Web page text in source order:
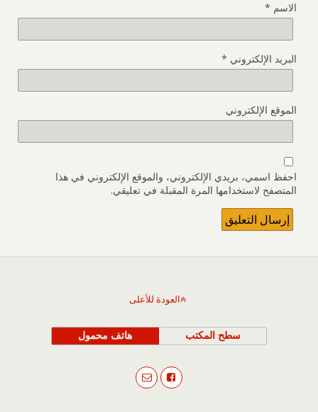
الاسم *
البريد الإلكتروني *
الموقع الإلكتروني
احفظ اسمي، بريدي الإلكتروني، والموقع الإلكتروني في هذا
المتصفح لاستخدامها المرة المقبلة في تعليقي.
العودة للأعلى
هاتف محمول سطح المكتب